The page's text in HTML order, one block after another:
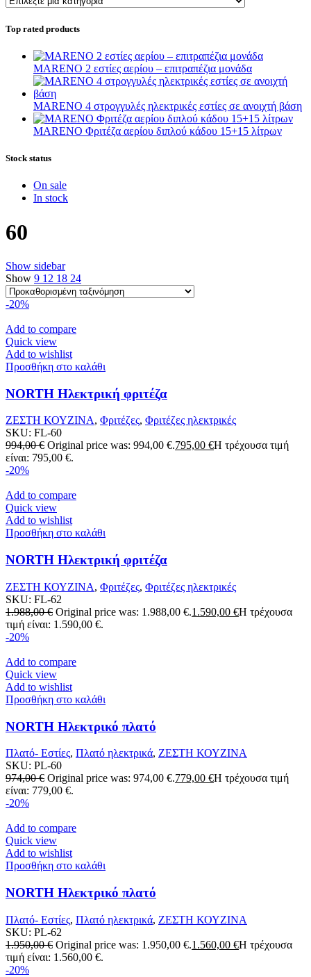
Top rated products
MARENO 2 εστίες αερίου – επιτραπέζια μονάδα
MARENO 4 στρογγυλές ηλεκτρικές εστίες σε ανοιχτή βάση
MARENO Φριτέζα αερίου διπλού κάδου 15+15 λίτρων
Stock status
On sale
In stock
60
Show sidebar
Show 9 12 18 24
-20%
Add to compare
Quick view
Add to wishlist
Προσθήκη στο καλάθι
NORTH Ηλεκτρική φριτέζα
ΖΕΣΤΗ ΚΟΥΖΙΝΑ, Φριτέζες, Φριτέζες ηλεκτρικές
SKU: FL-60
994,00€ Original price was: 994,00 €.795,00 €Η τρέχουσα τιμή
είναι: 795,00 €.
-20%
Add to compare
Quick view
Add to wishlist
Προσθήκη στο καλάθι
NORTH Ηλεκτρική φριτέζα
ΖΕΣΤΗ ΚΟΥΖΙΝΑ, Φριτέζες, Φριτέζες ηλεκτρικές
SKU: FL-62
1.988,00€ Original price was: 1.988,00 €.1.590,00 €Η τρέχουσα
τιμή είναι: 1.590,00 €.
-20%
Add to compare
Quick view
Add to wishlist
Προσθήκη στο καλάθι
NORTH Ηλεκτρικό πλατό
Πλατό- Εστίες, Πλατό ηλεκτρικά, ΖΕΣΤΗ ΚΟΥΖΙΝΑ
SKU: PL-60
974,00€ Original price was: 974,00 €.779,00 €Η τρέχουσα τιμή
είναι: 779,00 €.
-20%
Add to compare
Quick view
Add to wishlist
Προσθήκη στο καλάθι
NORTH Ηλεκτρικό πλατό
Πλατό- Εστίες, Πλατό ηλεκτρικά, ΖΕΣΤΗ ΚΟΥΖΙΝΑ
SKU: PL-62
1.950,00€ Original price was: 1.950,00 €.1.560,00 €Η τρέχουσα
τιμή είναι: 1.560,00 €.
-20%